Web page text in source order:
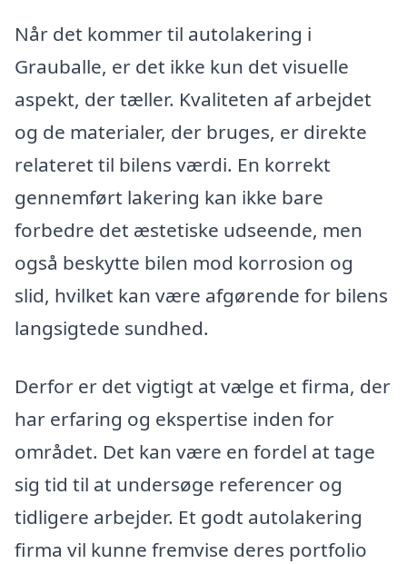
Når det kommer til autolakering i
Grauballe, er det ikke kun det visuelle
aspekt, der tæller. Kvaliteten af arbejdet
og de materialer, der bruges, er direkte
relateret til bilens værdi. En korrekt
gennemført lakering kan ikke bare
forbedre det æstetiske udseende, men
også beskytte bilen mod korrosion og
slid, hvilket kan være afgørende for bilens
langsigtede sundhed.
Derfor er det vigtigt at vælge et firma, der
har erfaring og ekspertise inden for
området. Det kan være en fordel at tage
sig tid til at undersøge referencer og
tidligere arbejder. Et godt autolakering
firma vil kunne fremvise deres portfolio